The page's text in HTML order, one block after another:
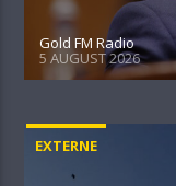
Gold FM Radio
5 AUGUST 2026
EXTERNE